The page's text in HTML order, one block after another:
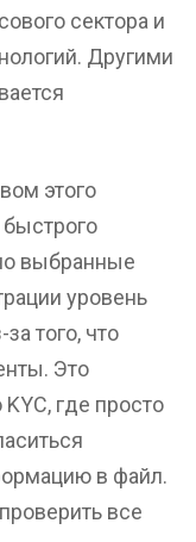
сектора и
Другими
этого
выбранные
уровень
того, что
Это
где просто
в файл.
все